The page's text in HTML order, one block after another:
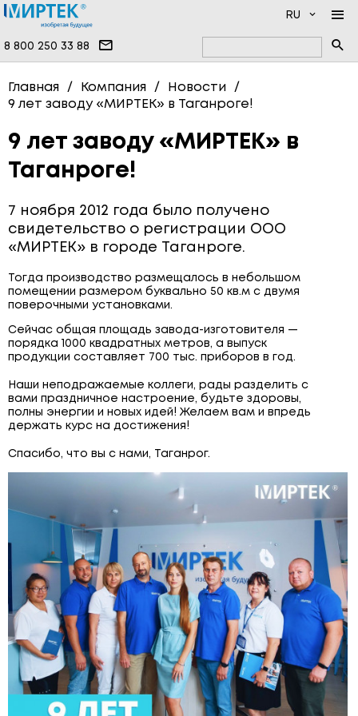
8 800 250 33 88
RU
НОВОСТИ
НАМ ДОВЕРЯЮТ
ИНФОЦЕНТР
ПРОДУКЦИЯ
ПРОГРАММНОЕ ОБЕСПЕЧЕНИЕ
ВЫСОКОВОЛЬТНЫЕ ПРИБОРЫ
ТРЁХФАЗНЫЕ СЧЁТЧИКИ
СЧЁТЧИКИ ВОДЫ
СЧЁТЧИКИ ТЕПЛА
СИСТЕМЫ ПЕРЕДАЧИ ДАННЫХ
ПОВЕРОЧНЫЕ УСТАНОВКИ
ДОКУМЕНТАЦИЯ
УСЛУГИ
ВОПРОСЫ И ОТВЕТЫ
КОНТАКТЫ
Главная Компания
Новости
9 лет заводу «МИРТЕК» в Таганроге!
9 лет заводу «МИРТЕК» в
Таганроге!
7 ноября 2012 года было получено
свидетельство о регистрации ООО
«МИРТЕК» в городе Таганроге.
Тогда производство размещалось в небольшом
помещении размером буквально 50 кв.м с двумя
поверочными установками.
Сейчас общая площадь завода-изготовителя —
порядка 1000 квадратных метров, а выпуск
продукции составляет 700 тыс. приборов в год.
Наши неподражаемые коллеги, рады разделить с
вами праздничное настроение, будьте здоровы,
полны энергии и новых идей! Желаем вам и впредь
держать курс на достижения!
Спасибо, что вы с нами, Таганрог.